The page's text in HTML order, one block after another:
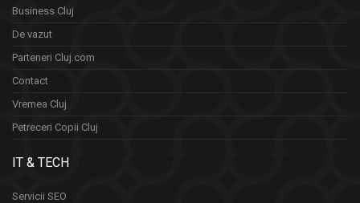
Business Cluj
De vazut
Parteneri Cluj.com
Contact
Vremea Cluj
Petreceri Copii Cluj
IT & TECH
Servicii SEO